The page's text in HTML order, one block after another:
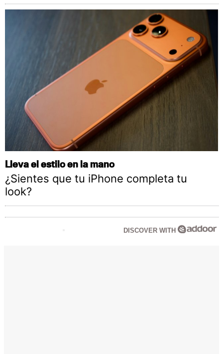
Lleva el estilo en la mano
¿Sientes que tu iPhone completa tu
look?
DISCOVER WITH